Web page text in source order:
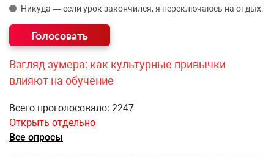
Никуда — если урок закончился, я переключаюсь на отдых.
Взгляд зумера: как культурные привычки
влияют на обучение
Всего проголосовало: 2247
Открыть отдельно
Все опросы